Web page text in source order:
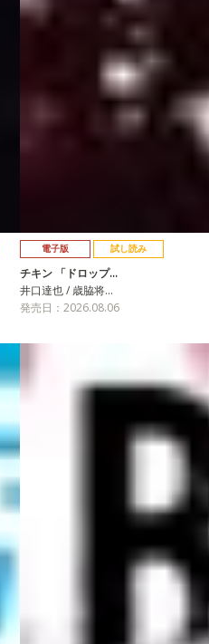
電子版 試し読み
チキン 「ドロップ…
井口達也 / 歳脇将…
発売日：2026.08.06